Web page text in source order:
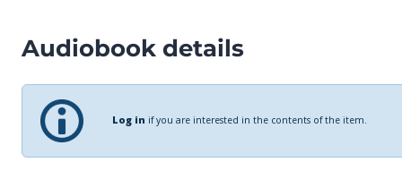
Audiobook details
Log in if you are interested in the contents of the item.